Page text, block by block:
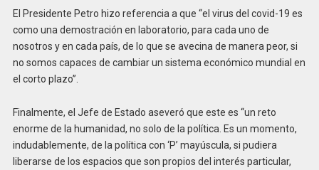
El Presidente Petro hizo referencia a que “el virus del covid-19 es
como una demostración en laboratorio, para cada uno de
nosotros y en cada país, de lo que se avecina de manera peor, si
no somos capaces de cambiar un sistema económico mundial en
el corto plazo”.
Finalmente, el Jefe de Estado aseveró que este es “un reto
enorme de la humanidad, no solo de la política. Es un momento,
indudablemente, de la política con ‘P’ mayúscula, si pudiera
liberarse de los espacios que son propios del interés particular,